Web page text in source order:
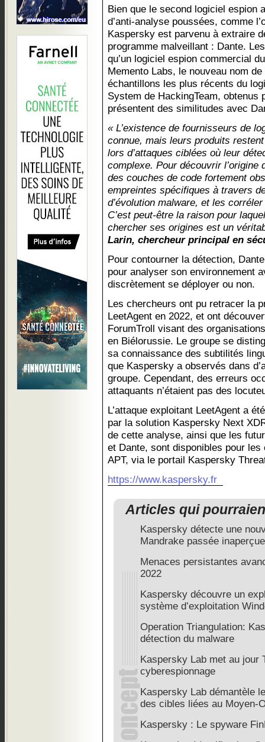
Bien que le second logiciel espion
d’anti-analyse poussées, comme
Kaspersky est parvenu à extraire
programme malveillant : Dante.
qu’un logiciel espion commercial
Memento Labs, le nouveau nom
échantillons les plus récents du
System de HackingTeam, obtenus
présentent des similitudes avec
« L’existence de fournisseurs de
connue, mais leurs produits
lors d’attaques ciblées où leur
complexe. Pour découvrir l’origine
des couches de code fortement
empreintes spécifiques à travers
d’évolution malware, et les
C’est peut-être la raison pour
chercher ses origines est un
Larin, chercheur principal en
Pour contourner la détection,
pour analyser son environnement
discrètement se déployer ou non.
Les chercheurs ont pu retracer la
LeetAgent en 2022, et ont
ForumTroll visant des
en Biélorussie. Le groupe se
sa connaissance des subtilités
que Kaspersky a observés dans
groupe. Cependant, des erreurs
attaquants n’étaient pas des
L’attaque exploitant LeetAgent a
par la solution Kaspersky Next
de cette analyse, ainsi que les
et Dante, sont disponibles pour
APT, via le portail Kaspersky
https://www.kaspersky.fr
Articles qui
Kaspersky détecte une
Mandrake passée
Menaces persistantes
2022
Kaspersky découvre un
système d’exploitation
Operation Triangulation:
détection du malware
Kaspersky Lab met au jour
cyberespionnage
Kaspersky Lab démantèle
des cibles liées au Moyen-
Kaspersky : Le spyware